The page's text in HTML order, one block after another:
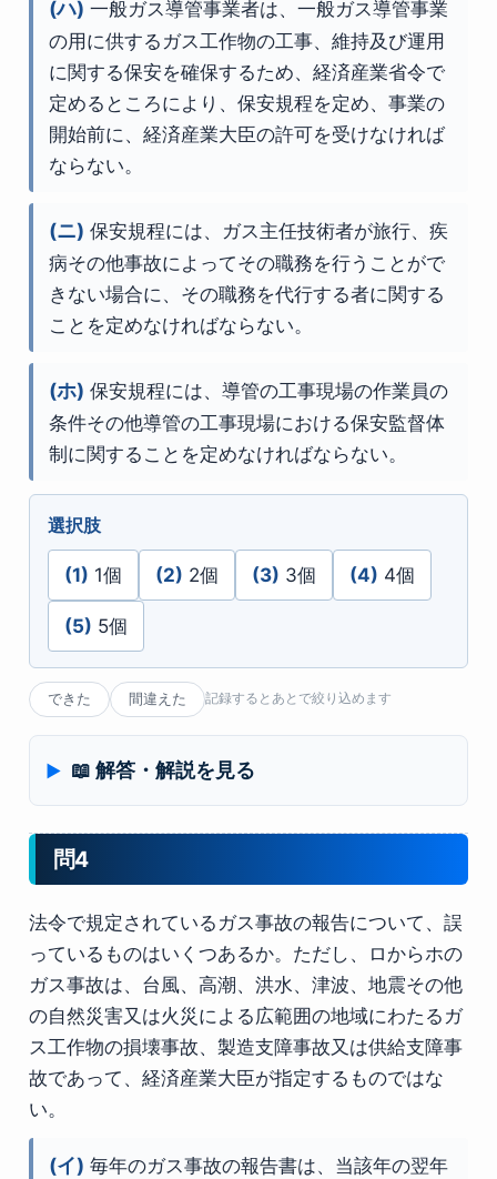
(ハ) 一般ガス導管事業者は、一般ガス導管事業
の用に供するガス工作物の工事、維持及び運用
に関する保安を確保するため、経済産業省令で
定めるところにより、保安規程を定め、事業の
開始前に、経済産業大臣の許可を受けなければ
ならない。
(ニ) 保安規程には、ガス主任技術者が旅行、疾
病その他事故によってその職務を行うことがで
きない場合に、その職務を代行する者に関する
ことを定めなければならない。
(ホ) 保安規程には、導管の工事現場の作業員の
条件その他導管の工事現場における保安監督体
制に関することを定めなければならない。
選択肢
(1) 1個 (2) 2個 (3) 3個 (4) 4個
(5) 5個
できた 間違えた 記録するとあとで絞り込めます
📖 解答・解説を見る
問4
法令で規定されているガス事故の報告について、誤
っているものはいくつあるか。ただし、ロからホの
ガス事故は、台風、高潮、洪水、津波、地震その他
の自然災害又は火災による広範囲の地域にわたるガ
ス工作物の損壊事故、製造支障事故又は供給支障事
故であって、経済産業大臣が指定するものではな
い。
(イ) 毎年のガス事故の報告書は、当該年の翌年